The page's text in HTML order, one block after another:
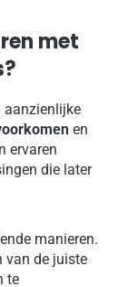
met
aanzienlijke
en
ervaren
die later
manieren.
van de juiste
te